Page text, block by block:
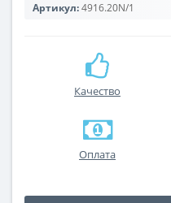
Артикул:4916.20N/1
Качество
Оплата